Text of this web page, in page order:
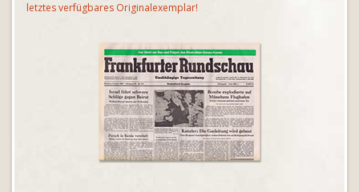
letztes verfügbares Originalexemplar!